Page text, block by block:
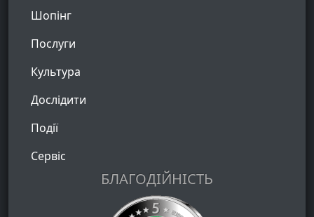
Шопінг
Послуги
Культура
Дослідити
Події
Сервіс
БЛАГОДІЙНІСТЬ